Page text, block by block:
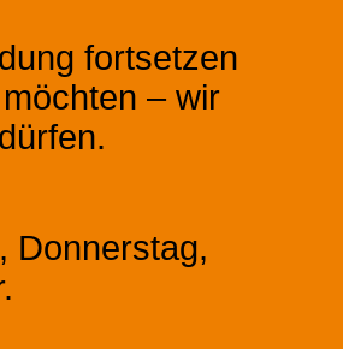
fortsetzen
– wir
Donnerstag,